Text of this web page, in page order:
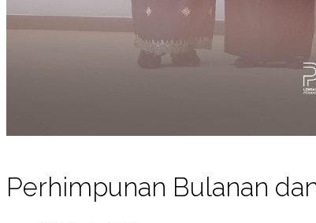
Perhimpunan Bulanan